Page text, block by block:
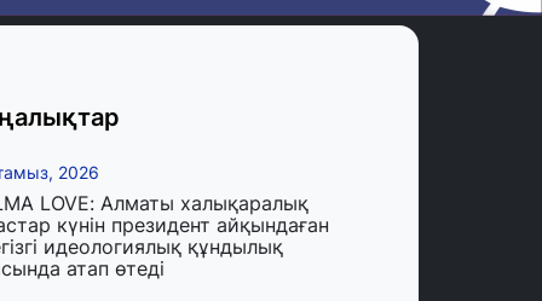
2026
LOVE: Алматы халықаралық
күнін президент айқындаған
идеологиялық құндылық
атап өтеді